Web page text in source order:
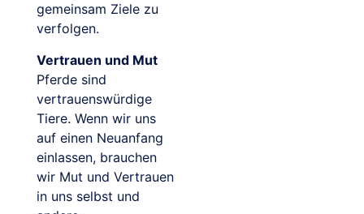
gemeinsam Ziele zu
verfolgen.
Vertrauen und Mut
Pferde sind
vertrauenswürdige
Tiere. Wenn wir uns
auf einen Neuanfang
einlassen, brauchen
wir Mut und Vertrauen
in uns selbst und